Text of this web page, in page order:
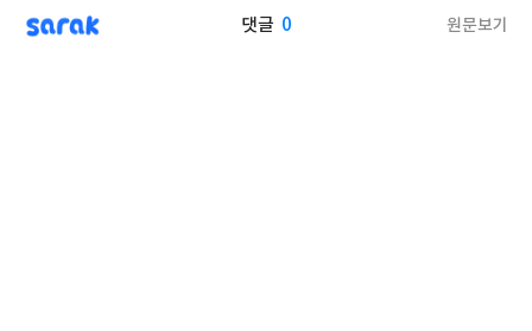
sarak 댓글 0 원문보기